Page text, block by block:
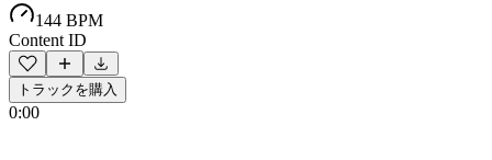
144 BPM
Content ID
トラックを購入
0:00